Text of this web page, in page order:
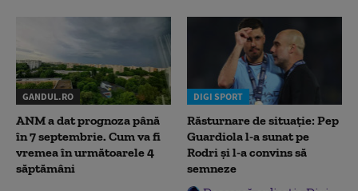
GANDUL.RO
ANM a dat prognoza până
în 7 septembrie. Cum va fi
vremea în următoarele 4
săptămâni
DIGI SPORT
Răsturnare de situație: Pep
Guardiola l-a sunat pe
Rodri și l-a convins să
semneze